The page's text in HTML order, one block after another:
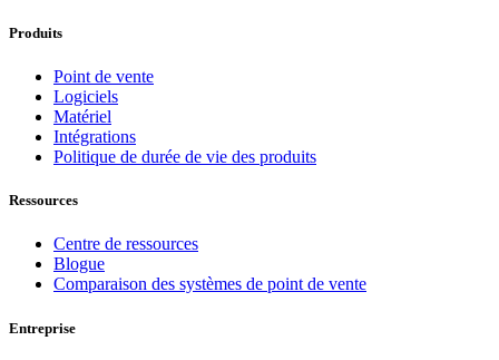
Produits
Point de vente
Logiciels
Matériel
Intégrations
Politique de durée de vie des produits
Ressources
Centre de ressources
Blogue
Comparaison des systèmes de point de vente
Entreprise